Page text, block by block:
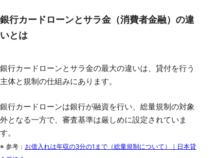
銀行カードローンとサラ金（消費者金融）の違
いとは
銀行カードローンとサラ金の最大の違いは、貸付を行う
主体と規制の仕組みにあります。
銀行カードローンは銀行が融資を行い、総量規制の対象
外となる一方で、審査基準は厳しめに設定されていま
す。
※ 参考： お借入れは年収の3分の1まで（総量規制について）｜日本貸